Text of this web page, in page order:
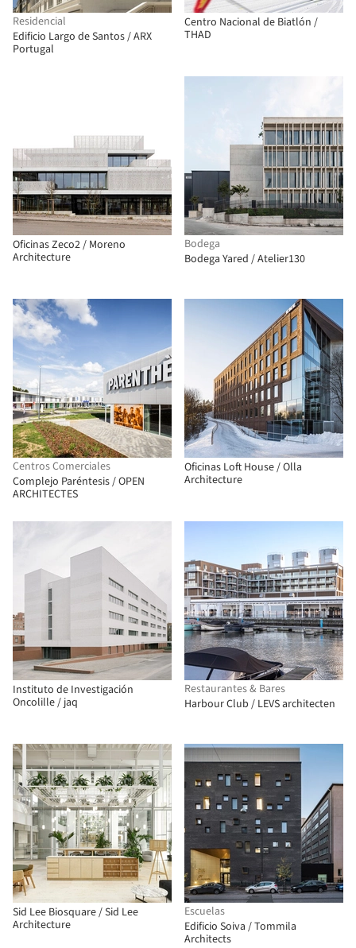
Residencial
Edificio Largo de Santos / ARX
Portugal
Centro Nacional de Biatlón /
THAD
Oficinas Zeco2 / Moreno
Architecture
Bodega
Bodega Yared / Atelier130
Centros Comerciales
Complejo Paréntesis / OPEN
ARCHITECTES
Oficinas Loft House / Olla
Architecture
Instituto de Investigación
Oncolille / jaq
Restaurantes & Bares
Harbour Club / LEVS architecten
Sid Lee Biosquare / Sid Lee
Architecture
Escuelas
Edificio Soiva / Tommila
Architects